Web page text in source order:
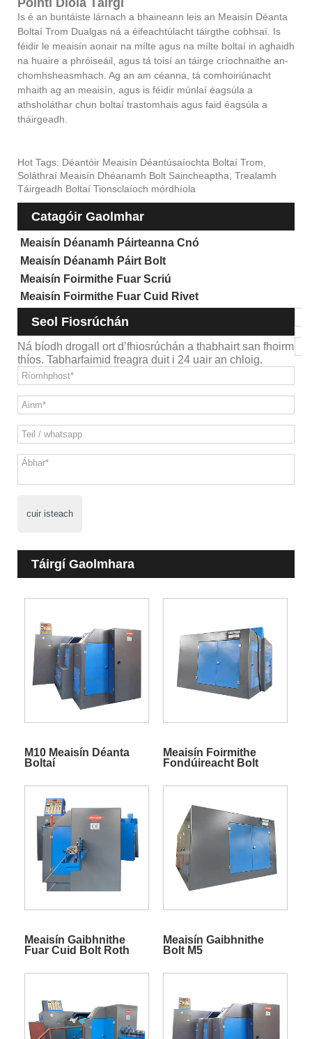
Is é an buntáiste lárnach a bhaineann leis an Meaisín Déanta
Boltaí Trom Dualgas ná a éifeachtúlacht táirgthe cobhsaí. Is
féidir le meaisín aonair na mílte agus na mílte boltaí in aghaidh
na huaire a phróiseáil, agus tá toisí an táirge críochnaithe an-
chomhsheasmhach. Ag an am céanna, tá comhoiriúnacht
mhaith ag an meaisín, agus is féidir múnlaí éagsúla a
athsholáthar chun boltaí trastomhais agus faid éagsúla a
tháirgeadh.
Hot Tags: Déantóir Meaisín Déantúsaíochta Boltaí Trom,
Soláthraí Meaisín Dhéanamh Bolt Saincheaptha, Trealamh
Táirgeadh Boltaí Tionsclaíoch mórdhíola
Catagóir Gaolmhar
Meaisín Déanamh Páirteanna Cnó
Meaisín Déanamh Páirt Bolt
Meaisín Foirmithe Fuar Scriú
Meaisín Foirmithe Fuar Cuid Rivet
Seol Fiosrúchán
Ná bíodh drogall ort d’fhiosrúchán a thabhairt san fhoirm
thíos. Tabharfaimid freagra duit i 24 uair an chloig.
cuir isteach
Táirgí Gaolmhara
M10 Meaisín Déanta
Boltaí
Meaisín Foirmithe
Fondúireacht Bolt
Meaisín Gaibhnithe
Fuar Cuid Bolt Roth
Meaisín Gaibhnithe
Bolt M5